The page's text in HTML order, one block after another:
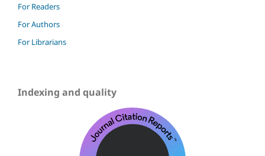
For Readers
For Authors
For Librarians
Indexing and quality